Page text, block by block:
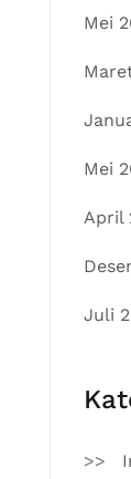
Mei
Mei
April
Juli